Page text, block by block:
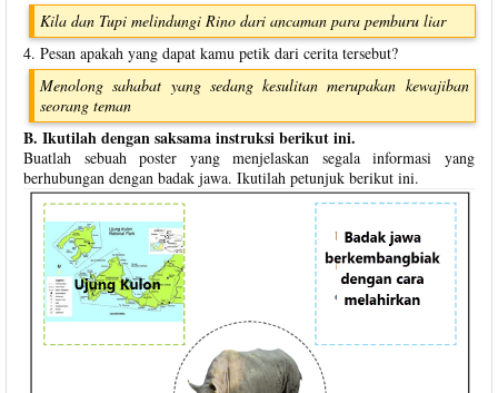
Kila dan Tupi melindungi Rino dari ancaman para pemburu liar
4. Pesan apakah yang dapat kamu petik dari cerita tersebut?
Menolong sahabat yang sedang kesulitan merupakan kewajiban
seorang teman
B. Ikutilah dengan saksama instruksi berikut ini.
Buatlah sebuah poster yang menjelaskan segala informasi yang
berhubungan dengan badak jawa. Ikutilah petunjuk berikut ini.